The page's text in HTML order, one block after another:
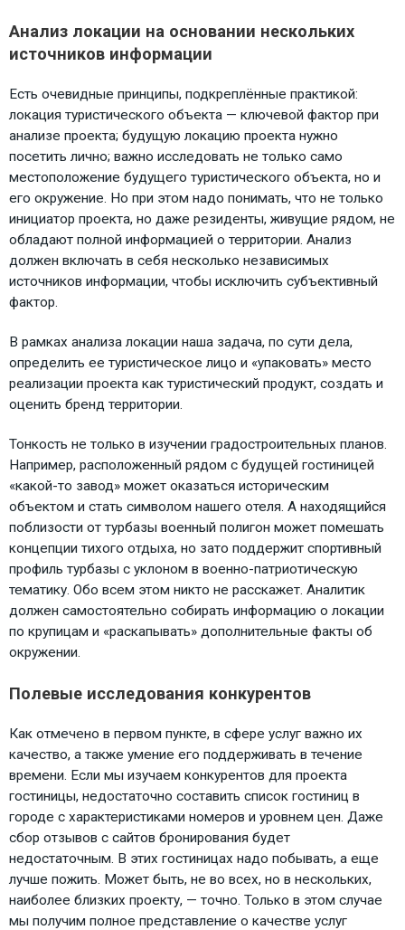
Анализ локации на основании нескольких
источников информации
Есть очевидные принципы, подкреплённые практикой:
локация туристического объекта — ключевой фактор при
анализе проекта; будущую локацию проекта нужно
посетить лично; важно исследовать не только само
местоположение будущего туристического объекта, но и
его окружение. Но при этом надо понимать, что не только
инициатор проекта, но даже резиденты, живущие рядом, не
обладают полной информацией о территории. Анализ
должен включать в себя несколько независимых
источников информации, чтобы исключить субъективный
фактор.
В рамках анализа локации наша задача, по сути дела,
определить ее туристическое лицо и «упаковать» место
реализации проекта как туристический продукт, создать и
оценить бренд территории.
Тонкость не только в изучении градостроительных планов.
Например, расположенный рядом с будущей гостиницей
«какой-то завод» может оказаться историческим
объектом и стать символом нашего отеля. А находящийся
поблизости от турбазы военный полигон может помешать
концепции тихого отдыха, но зато поддержит спортивный
профиль турбазы с уклоном в военно-патриотическую
тематику. Обо всем этом никто не расскажет. Аналитик
должен самостоятельно собирать информацию о локации
по крупицам и «раскапывать» дополнительные факты об
окружении.
Полевые исследования конкурентов
Как отмечено в первом пункте, в сфере услуг важно их
качество, а также умение его поддерживать в течение
времени. Если мы изучаем конкурентов для проекта
гостиницы, недостаточно составить список гостиниц в
городе с характеристиками номеров и уровнем цен. Даже
сбор отзывов с сайтов бронирования будет
недостаточным. В этих гостиницах надо побывать, а еще
лучше пожить. Может быть, не во всех, но в нескольких,
наиболее близких проекту, — точно. Только в этом случае
мы получим полное представление о качестве услуг